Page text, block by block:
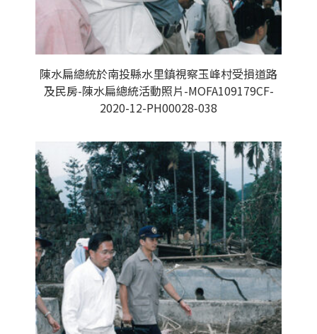
陳水扁總統於南投縣水里鎮視察玉峰村受損道路
及民房-陳水扁總統活動照片-MOFA109179CF-
2020-12-PH00028-038